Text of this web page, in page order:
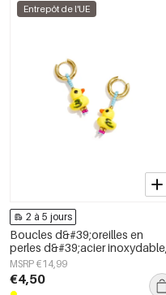
Entrepôt de l'UE
2 à 5 jours
Boucles d&#39;oreilles en
perles d&#39;acier inoxydable,
motif animal mignon, collection
Daily Simple, bijoux pour
femmes
MSRP €14,99
€4,50